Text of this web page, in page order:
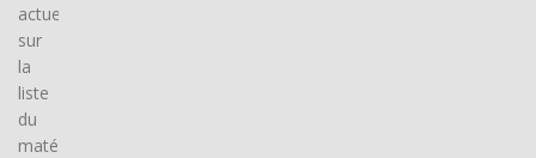
actuellement
sur
la
liste
du
matériel